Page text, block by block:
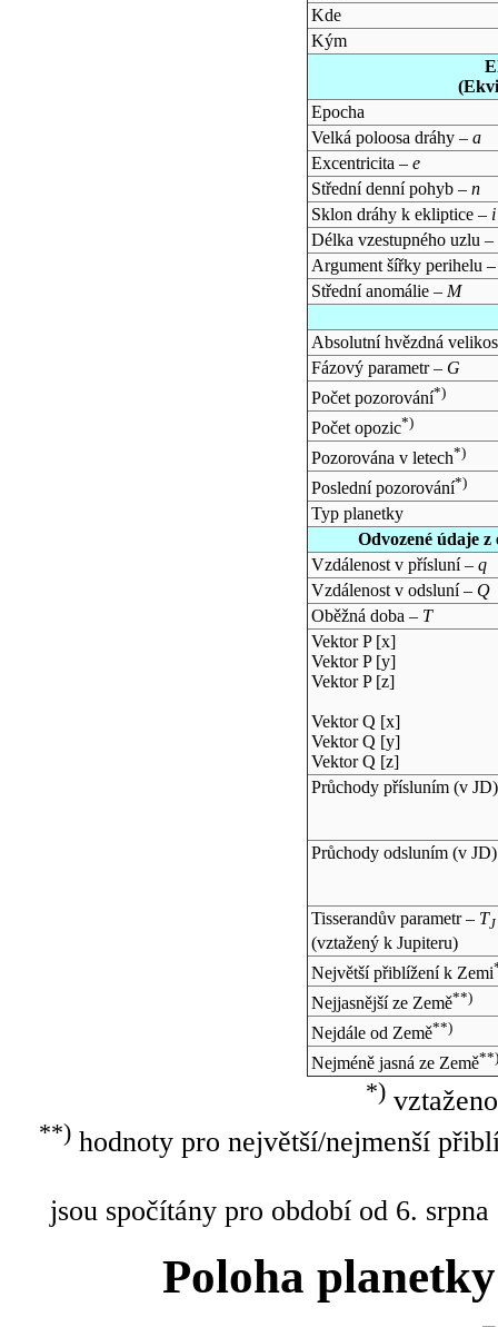
Kde
Kým
Epocha
Velká poloosa dráhy – a
Excentricita – e
Střední denní pohyb – n
Sklon dráhy k ekliptice – i
Délka vzestupného uzlu –
Argument šířky perihelu
Střední anomálie – M
Absolutní hvězdná
Fázový parametr – G
Počet pozorování*)
Počet opozic*)
Pozorována v letech*)
Poslední pozorování*)
Typ planetky
Odvozené údaje
Vzdálenost v přísluní – q
Vzdálenost v odsluní – Q
Oběžná doba – T
Vektor P [x]
Vektor P [y]
Vektor P [z]
Vektor Q [x]
Vektor Q [y]
Vektor Q [z]
Průchody přísluním (v JD)
Průchody odsluním (v JD)
Tisserandův parametr – TJ
(vztažený k Jupiteru)
Největší přiblížení k Zemi
Nejjasnější ze Země**)
Nejdále od Země**)
Nejméně jasná ze Země**)
*)
**)hodnoty pro největší/nejmenší
jsou spočítány pro období od 6.
Poloha